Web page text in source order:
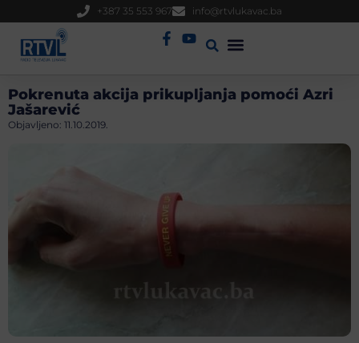
+387 35 553 967 info@rtvlukavac.ba
Pokrenuta akcija prikupljanja pomoći Azri
Jašarević
Objavljeno: 11.10.2019.